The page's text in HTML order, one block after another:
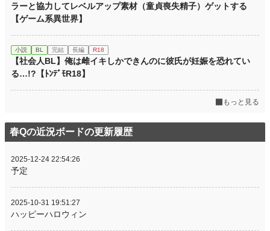
ラーと協力してレベルアップ素材（童貞喪失精子）ゲットする
【ゲーム系異世界】
小説 BL 完結 長編 R18
【社会人BL】俺は雌イキしかできんのに彼氏が妊娠を恐れてい
る…!?【ﾄﾝﾃﾞﾓR18】
もっと見る
春Qの近況ボードの更新履歴
2025-12-24 22:54:26
予定
2025-10-31 19:51:27
ハッピーハロウィン